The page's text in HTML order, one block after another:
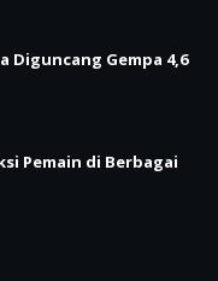
Diguncang Gempa 4,6
Pemain di Berbagai